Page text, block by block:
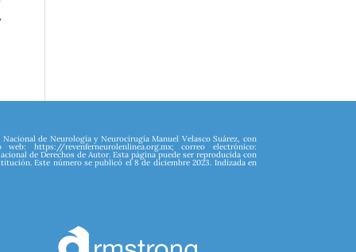
de Neurología y Neurocirugía Manuel Velasco Suárez, con
https://revenferneurolenlinea.org.mx; correo electrónico:
de Derechos de Autor. Esta página puede ser reproducida con
Este número se publicó el 8 de diciembre 2023. Indizada en